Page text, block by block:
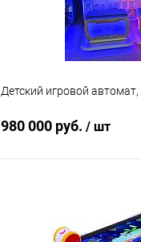
Детский игровой автомат,
980 000 руб. / шт
В
Купить в 1 клик